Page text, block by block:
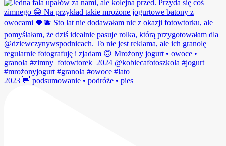
2023 👋 podsumowanie • podróże • pies